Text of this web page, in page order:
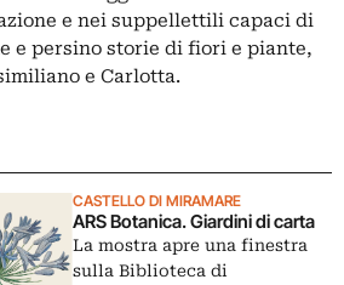
e nei suppellettili capaci di
e persino storie di fiori e piante,
e Carlotta.
CASTELLO DI MIRAMARE
ARS Botanica. Giardini di carta
La mostra apre una finestra
sulla Biblioteca di